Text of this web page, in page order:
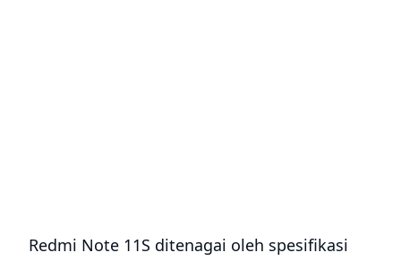
Redmi Note 11S ditenagai oleh spesifikasi